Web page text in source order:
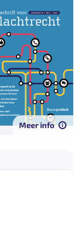
Meer info